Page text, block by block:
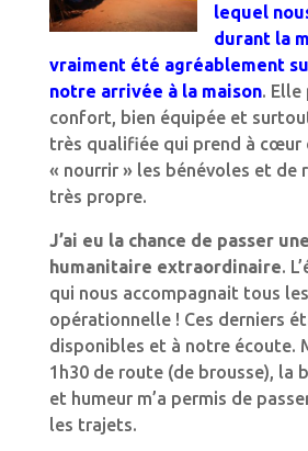
lequel
durant la
vraiment été agréablement
notre arrivée à la maison. Elle
confort, bien équipée et
très qualifiée qui prend à cœur
« nourrir » les bénévoles et de
très propre.
J’ai eu la chance de passer
humanitaire extraordinaire.
qui nous accompagnait tous
opérationnelle ! Ces derniers
disponibles et à notre écoute.
1h30 de route (de brousse), la
et humeur m’a permis de
les trajets.